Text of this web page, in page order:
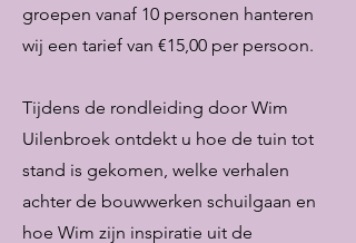
groepen vanaf 10 personen hanteren
wij een tarief van €15,00 per persoon.
Tijdens de rondleiding door Wim
Uilenbroek ontdekt u hoe de tuin tot
stand is gekomen, welke verhalen
achter de bouwwerken schuilgaan en
hoe Wim zijn inspiratie uit de